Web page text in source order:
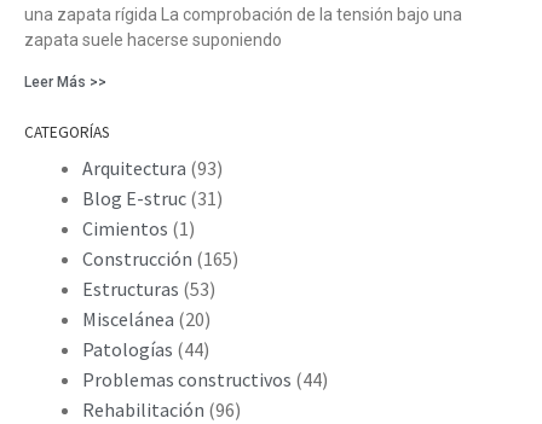
una zapata rígida La comprobación de la tensión bajo una
zapata suele hacerse suponiendo
Leer Más >>
CATEGORÍAS
Arquitectura (93)
Blog E-struc (31)
Cimientos (1)
Construcción (165)
Estructuras (53)
Miscelánea (20)
Patologías (44)
Problemas constructivos (44)
Rehabilitación (96)